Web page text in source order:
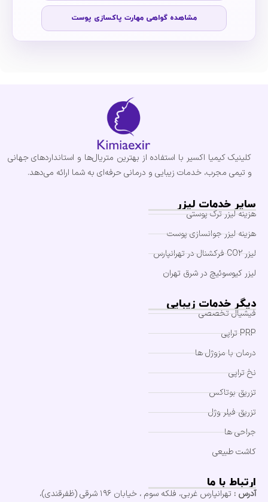
مشاهده گواهی مهارت پاکسازی پوست
کلینیک کیمیا اکسیر با استفاده از بهترین متریال‌ها و استانداردهای جهانی
و تیمی مجرب، خدمات زیبایی و درمانی حرفه‌ای به شما ارائه می‌دهد.
سایر خدمات لیزر
هزینه لیزر ترک پوستی
هزینه لیزر جوانسازی پوست
لیزر CO2 فرکشنال در تهرانپارس
لیزر کیوسوئیچ در شرق تهران
دیگر خدمات زیبایی
فیشیال تخصصی
PRP تراپی
درمان با مزوژل ها
نخ تراپی
تزریق بوتاکس
تزریق فیلر وژل
جراحی ها
کاشت طبیعی
ارتباط با ما
آدرس : تهرانپارس غربی، فلکه سوم ، خیابان ۱۹۶ شرقی (ظفرقندی)،